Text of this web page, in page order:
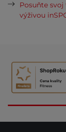
Posuňte
výživou